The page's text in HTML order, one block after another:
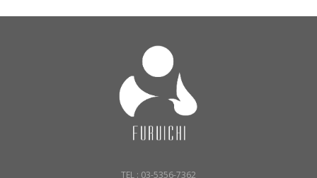
TEL : 03-5356-7362